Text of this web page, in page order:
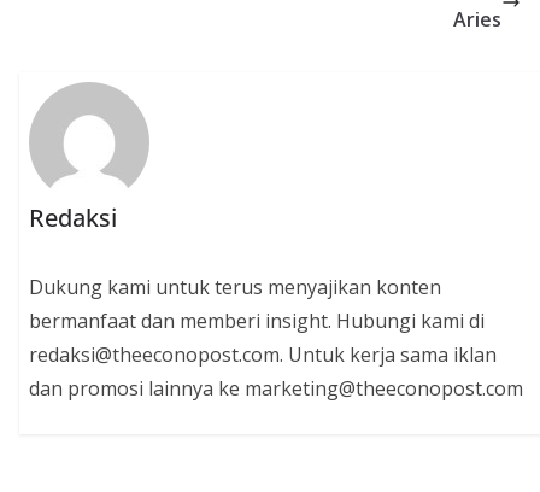
Aries
Redaksi
Dukung kami untuk terus menyajikan konten
bermanfaat dan memberi insight. Hubungi kami di
redaksi@theeconopost.com. Untuk kerja sama iklan
dan promosi lainnya ke marketing@theeconopost.com